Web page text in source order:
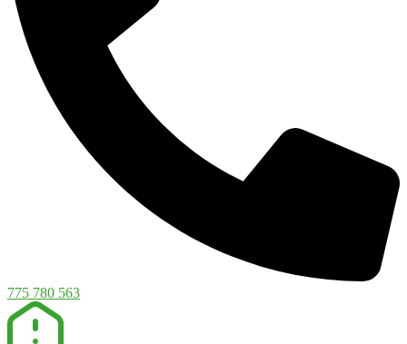
775 780 563